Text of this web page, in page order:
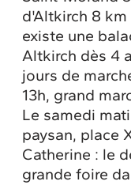
d'Altkirch 8
existe une
Altkirch dès 4
jours de
13h, grand
Le samedi
paysan, place
Catherine : le
grande foire